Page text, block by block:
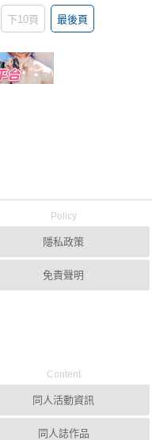
下10頁 最後頁
Policy
隱私政策
免責聲明
Content
同人活動資訊
同人誌作品